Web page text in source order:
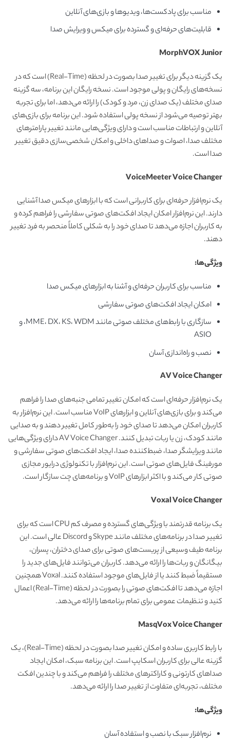
مناسب برای پادکست‌ها، ویدیوها و بازی‌های آنلاین
قابلیت‌های حرفه‌ای و گسترده برای میکس و ویرایش صدا
MorphVOX Junior
یک گزینه دیگر برای تغییر صدا بصورت در لحظه (Real-Time) است که در
نسخه‌های رایگان و پولی موجود است. نسخه رایگان این برنامه، سه گزینه
صدای مختلف (یک صدای زن، مرد و کودک) را ارائه می‌دهد، اما برای تجربه
بهتر توصیه می‌شود از نسخه پولی استفاده شود. این برنامه برای بازی‌های
آنلاین و ارتباطات مناسب است و دارای ویژگی‌هایی مانند تغییر پارامترهای
مختلف صدا، اصوات و صداهای داخلی و امکان شخصی‌سازی دقیق تغییر
صدا است.
VoiceMeeter Voice Changer
یک نرم‌افزار حرفه‌ای برای کاربرانی است که با ابزارهای میکس صدا آشنایی
دارند. این نرم‌افزار امکان ایجاد افکت‌های صوتی سفارشی را فراهم کرده و
به کاربران اجازه می‌دهد تا صدای خود را به شکلی کاملاً منحصر به فرد تغییر
دهند.
ویژگی‌ها:
مناسب برای کاربران حرفه‌ای و آشنا به ابزارهای میکس صدا
امکان ایجاد افکت‌های صوتی سفارشی
سازگاری با رابط‌های مختلف صوتی مانند MME، DX، KS، WDM، و
ASIO
نصب و راه‌اندازی آسان
AV Voice Changer
یک نرم‌افزار حرفه‌ای است که امکان تغییر تمامی جنبه‌های صدا را فراهم
می‌کند و برای بازی‌های آنلاین و ابزارهای VoIP مناسب است. این نرم‌افزار به
کاربران امکان می‌دهد تا صدای خود را به‌طور کامل تغییر دهند و به صدایی
مانند کودک، زن یا ربات تبدیل کنند. AV Voice Changer دارای ویژگی‌هایی
مانند ویرایشگر صدا، ضبط‌کننده صدا، ایجاد افکت‌های صوتی سفارشی و
مورفینگ فایل‌های صوتی است. این نرم‌افزار با تکنولوژی درایور مجازی
صوتی کار می‌کند و با اکثر ابزارهای VoIP و برنامه‌های چت سازگار است.
Voxal Voice Changer
یک برنامه قدرتمند با ویژگی‌های گسترده و مصرف کم CPU است که برای
تغییر صدا در برنامه‌های مختلف مانند Skype و Discord عالی است. این
برنامه طیف وسیعی از پریست‌های صوتی برای صدای دختران، پسران،
بیگانگان و ربات‌ها را ارائه می‌دهد. کاربران می‌توانند فایل‌های جدید را
مستقیماً ضبط کنند یا از فایل‌های موجود استفاده کنند. Voxal همچنین
اجازه می‌دهد تا افکت‌های صوتی را بصورت در لحظه (Real-Time) اعمال
کنید و تنظیمات عمومی برای تمام برنامه‌ها را ارائه می‌دهد.
MasqVox Voice Changer
با رابط کاربری ساده و امکان تغییر صدا بصورت در لحظه (Real-Time)، یک
گزینه عالی برای کاربران اسکایپ است. این برنامه سبک، امکان ایجاد
صداهای کارتونی و کاراکترهای مختلف را فراهم می‌کند و با چندین افکت
مختلف، تجربه‌ای متفاوت از تغییر صدا را ارائه می‌دهد.
ویژگی‌ها:
نرم‌افزار سبک با نصب و استفاده آسان